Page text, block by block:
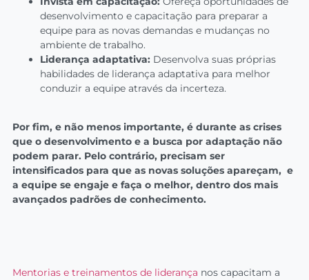
desenvolvimento e capacitação para preparar a
equipe para as novas demandas e mudanças no
ambiente de trabalho.
Liderança adaptativa: Desenvolva suas próprias
habilidades de liderança adaptativa para melhor
conduzir a equipe através da incerteza.
Por fim, e não menos importante, é durante as crises
que o desenvolvimento e a busca por adaptação não
podem parar. Pelo contrário, precisam ser
intensificados para que as novas soluções apareçam, e
a equipe se engaje e faça o melhor, dentro dos mais
avançados padrões de conhecimento.
Mentorias e treinamentos de liderança nos capacitam a